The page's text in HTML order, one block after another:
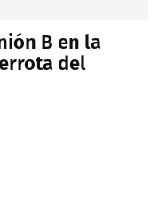
B en la
del